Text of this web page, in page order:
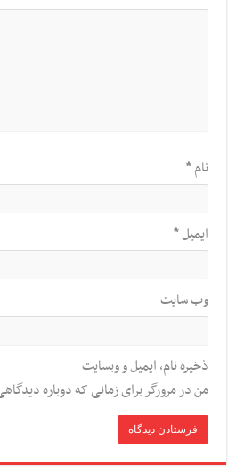
نام*
ایمیل*
وب‌ سایت
ذخیره نام، ایمیل و وبسایت
من در مرورگر برای زمانی که دوباره